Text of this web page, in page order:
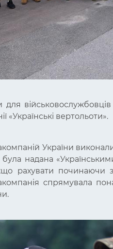
«Українські вертольоти».
України
надана
рахувати починаючи
спрямувала